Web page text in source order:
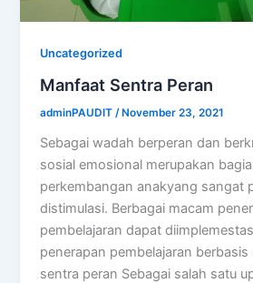
Uncategorized
Manfaat Sentra Peran
adminPAUDIT/November 23, 2021
Sebagai wadah berperan dan
sosial emosional merupakan
perkembangan anakyang sangat
distimulasi. Berbagai macam
pembelajaran dapat
penerapan pembelajaran
sentra peran Sebagai salah satu